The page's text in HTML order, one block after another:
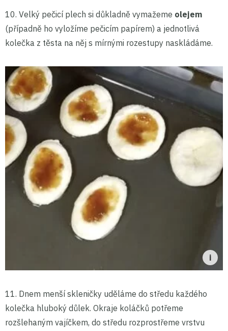
10. Velký pečicí plech si důkladně vymažeme olejem
(případně ho vyložíme pečicím papírem) a jednotlivá
kolečka z těsta na něj s mírnými rozestupy naskládáme.
11. Dnem menší skleničky uděláme do středu každého
kolečka hluboký důlek. Okraje koláčků potřeme
rozšlehaným vajíčkem, do středu rozprostřeme vrstvu